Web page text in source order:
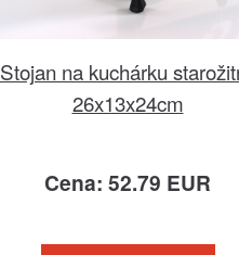
Stojan na kuchárku
26x13x24cm
Cena: 52.79 EUR